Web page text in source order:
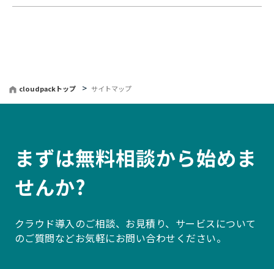
cloudpackトップ サイトマップ
まずは無料相談から始めま
せんか?
クラウド導入のご相談、お見積り、サービスについて
のご質問などお気軽にお問い合わせください。